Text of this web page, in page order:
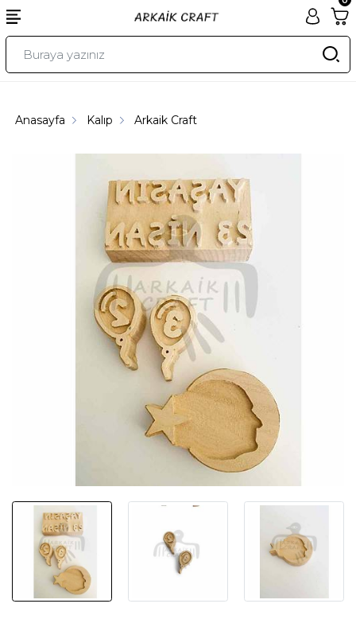
Anasayfa Kalıp Arkaik Craft